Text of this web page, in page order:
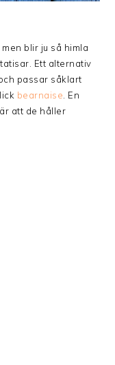
blir ju så himla
Ett alternativ
passar såklart
bearnaise . En
att de håller